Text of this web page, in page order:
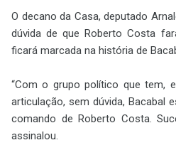
O decano da Casa, deputado
dúvida de que Roberto Costa
ficará marcada na história de
“Com o grupo político que tem,
articulação, sem dúvida, Bacabal
comando de Roberto Costa.
assinalou.